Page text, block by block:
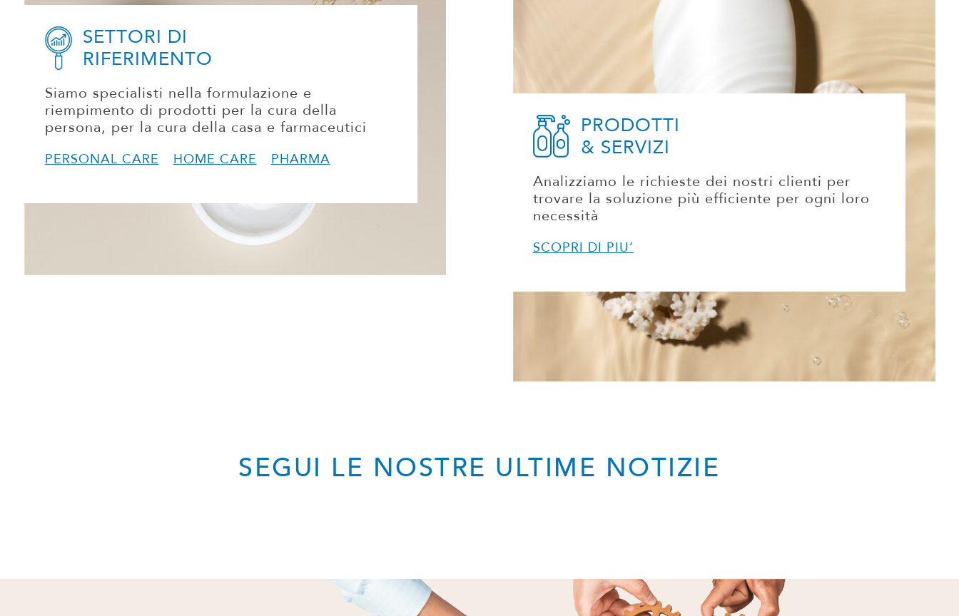
SETTORI DI
RIFERIMENTO
Siamo specialisti nella formulazione e
riempimento di prodotti per la cura della
persona, per la cura della casa e farmaceutici
PERSONAL CARE HOME CARE PHARMA
PRODOTTI
& SERVIZI
Analizziamo le richieste dei nostri clienti per
trovare la soluzione più efficiente per ogni loro
necessità
SCOPRI DI PIU’
SEGUI LE NOSTRE ULTIME NOTIZIE